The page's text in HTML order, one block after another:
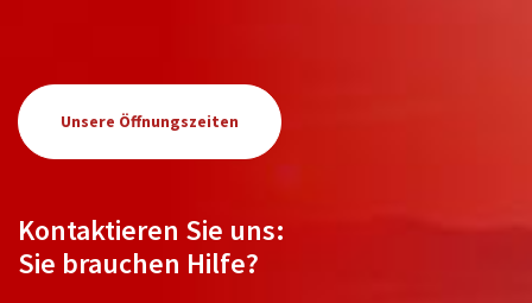
Unsere Öffnungszeiten
Kontaktieren Sie uns:
Sie brauchen Hilfe?